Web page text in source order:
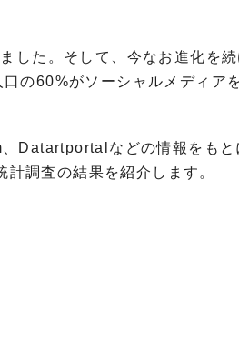
した。そして、今なお進化を
の60%がソーシャルメディア
Datartportalなどの情報をもと
調査の結果を紹介します。